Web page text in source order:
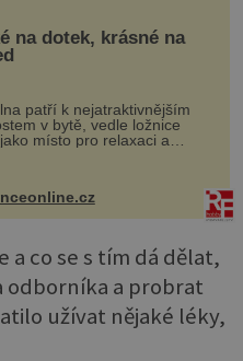
na dotek, krásné na
patří k nejatraktivnějším
v bytě, vedle ložnice
místo pro relaxaci a
Koupelnový textil –
osušky a koberečky –
jako mávnutím kouzelného
a co se s tím dá dělat,
odborníka a probrat
užívat nějaké léky,